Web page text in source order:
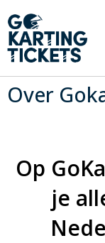
Over
Op
je